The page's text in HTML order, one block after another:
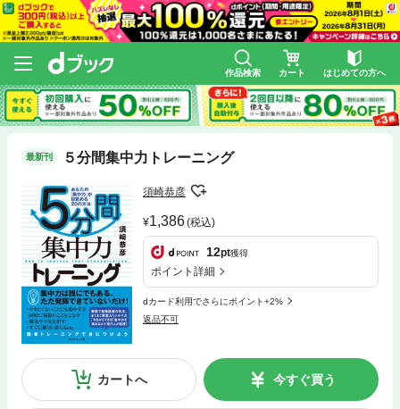
作品検索 カート はじめての方へ
最新刊 ５分間集中力トレーニング
須崎恭彦
1,386(税込)
12pt獲得
ポイント詳細
dカード利用でさらにポイント+2%
返品不可
カートへ 今すぐ買う